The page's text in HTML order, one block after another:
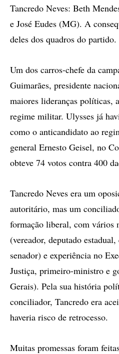
Tancredo Neves: Beth
e José Eudes (MG). A
deles dos quadros do partido.
Um dos carros-chefe da
Guimarães, presidente
maiores lideranças políticas,
regime militar. Ulysses já
como o anticandidato ao
general Ernesto Geisel, no
obteve 74 votos contra 400
Tancredo Neves era um
autoritário, mas um
formação liberal, com vários
(vereador, deputado
senador) e experiência no
Justiça, primeiro-ministro e
Gerais). Pela sua história
conciliador, Tancredo era
haveria risco de retrocesso.
Muitas promessas foram